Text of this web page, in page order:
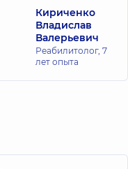
Кириченко
Владислав
Валерьевич
Реабилитолог, 7
лет опыта